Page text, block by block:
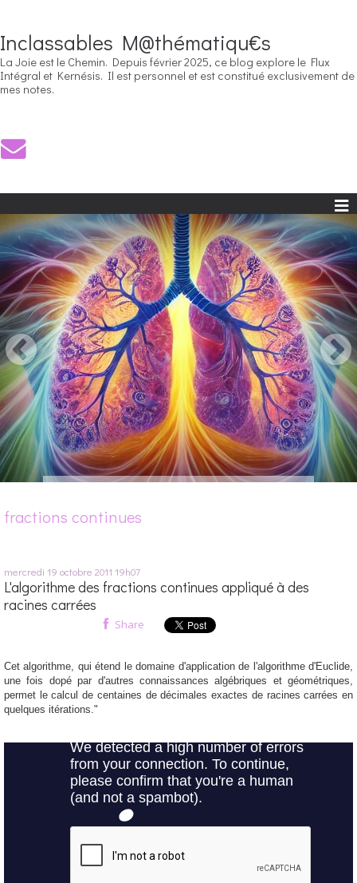
Inclassables M@thématiqu€s
La Joie est le Chemin. Depuis février 2025, ce blog explore le Flux
Intégral et Kernésis. Il est personnel et est constitué exclusivement de
mes notes.
fractions continues
mercredi 19 octobre 2011 19h07
L'algorithme des fractions continues appliqué à des
racines carrées
Share
Cet algorithme, qui étend le domaine d'application de l'algorithme d'Euclide,
une fois dopé par d'autres connaissances algébriques et géométriques,
permet le calcul de centaines de décimales exactes de racines carrées en
quelques itérations."